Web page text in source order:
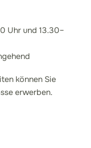
Uhr und 13.30–
können Sie
erwerben.